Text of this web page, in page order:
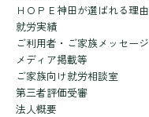
ＨＯＰＥ神田が選ばれる理由
就労実績
ご利用者・ご家族メッセージ
メディア掲載等
ご家族向け就労相談室
第三者評価受審
法人概要